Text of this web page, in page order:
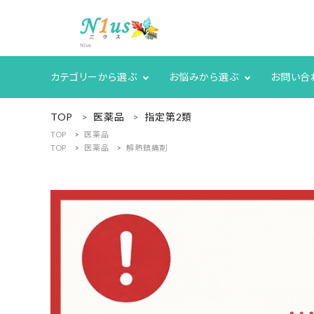
カテゴリーから選ぶ お悩みから選ぶ お問い合
ACCOUNT MENU
ようこそ ゲスト 様
search
カテゴリーから探す
TOP 医薬品 指定第2類
TOP
医薬品
TOP
医薬品 解熱鎮痛剤